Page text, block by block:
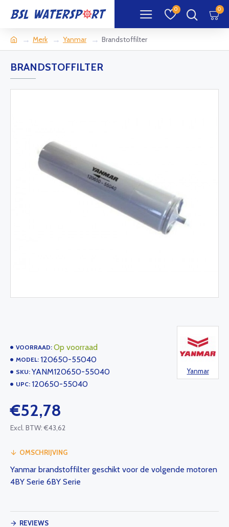
0 0
Merk Yanmar Brandstoffilter
BRANDSTOFFILTER
VOORRAAD: Op voorraad
MODEL: 120650-55040
SKU: YANM120650-55040
UPC: 120650-55040
Yanmar
€52,78
Excl. BTW: €43,62
OMSCHRIJVING
Yanmar brandstoffilter geschikt voor de volgende motoren
4BY Serie 6BY Serie
REVIEWS